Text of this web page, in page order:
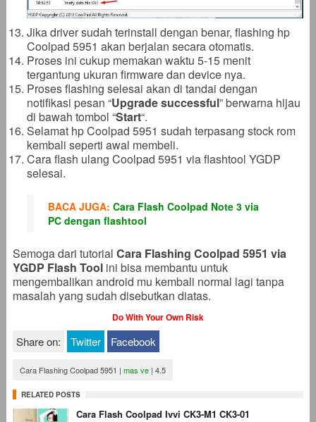
Jika driver sudah terinstall dengan benar, flashing hp
Coolpad 5951 akan berjalan secara otomatis.
Proses ini cukup memakan waktu 5-15 menit
tergantung ukuran firmware dan device nya.
Proses flashing selesai akan di tandai dengan
notifikasi pesan “Upgrade successful” berwarna hijau
di bawah tombol “Start“.
Selamat hp Coolpad 5951 sudah terpasang stock rom
kembali seperti awal membeli.
Cara flash ulang Coolpad 5951 via flashtool YGDP
selesai.
BACA JUGA: Cara Flash Coolpad Note 3 via
PC dengan flashtool
Semoga dari tutorial Cara Flashing Coolpad 5951 via
YGDP Flash Toolini bisa membantu untuk
mengembalikan android mu kembali normal lagi tanpa
masalah yang sudah disebutkan diatas.
Do With Your Own Risk
Share on: Twitter Facebook
Cara Flashing Coolpad 5951 | mas ve | 4.5
RELATED POSTS
Cara Flash Coolpad Ivvi CK3-M1 CK3-01